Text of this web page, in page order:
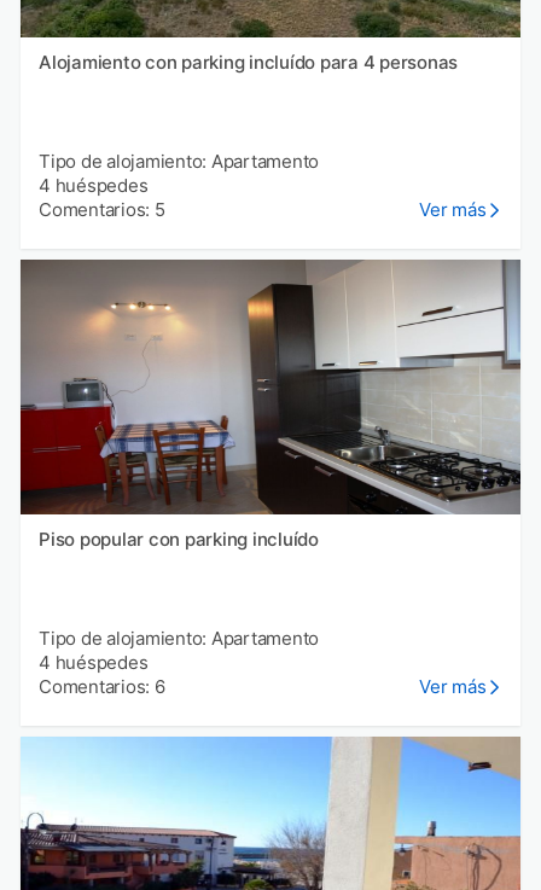
Alojamiento con parking incluído para 4 personas
Tipo de alojamiento: Apartamento
4 huéspedes
Comentarios: 5
Ver más
Piso popular con parking incluído
Tipo de alojamiento: Apartamento
4 huéspedes
Comentarios: 6
Ver más